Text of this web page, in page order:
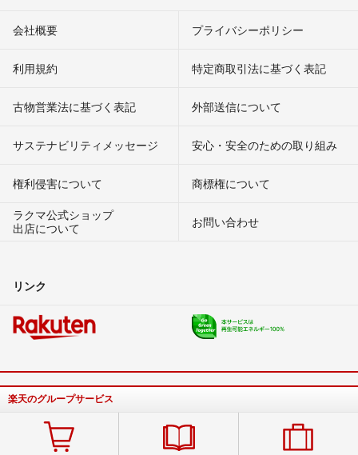
会社概要 プライバシーポリシー
利用規約 特定商取引法に基づく表記
古物営業法に基づく表記 外部送信について
サステナビリティメッセージ 安心・安全のための取り組み
権利侵害について
商標権について
ラクマ公式ショップ
出店について
お問い合わせ
リンク
楽天のグループサービス